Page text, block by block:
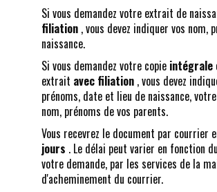
Si vous demandez votre extrait de
filiation , vous devez indiquer vos nom,
naissance.
Si vous demandez votre copie intégrale
extrait avec filiation , vous devez
prénoms, date et lieu de naissance,
nom, prénoms de vos parents.
Vous recevrez le document par courrier
jours . Le délai peut varier en fonction
votre demande, par les services de la
d'acheminement du courrier.